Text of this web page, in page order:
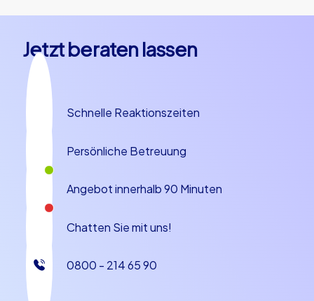
Jetzt beraten lassen
Schnelle Reaktionszeiten
Persönliche Betreuung
Angebot innerhalb 90 Minuten
Chatten Sie mit uns!
0800 - 214 65 90